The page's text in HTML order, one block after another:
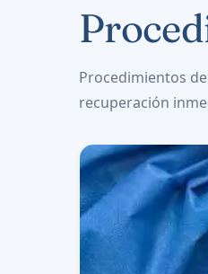
Procedimientos
recuperación